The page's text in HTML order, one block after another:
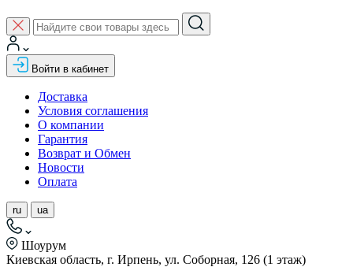
Войти в кабинет
Доставка
Условия соглашения
О компании
Гарантия
Возврат и Обмен
Новости
Оплата
ru ua
Шоурум
Киевская область, г. Ирпень, ул. Соборная, 126 (1 этаж)